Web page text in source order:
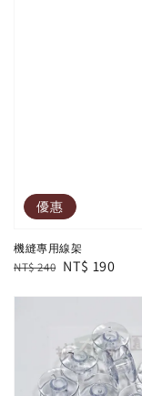
優惠
機縫專用線架
Regular
NT$ 240 Sale
NT$ 190